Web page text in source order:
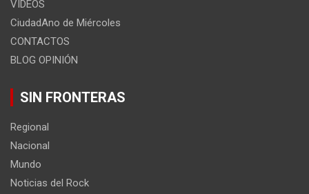
VIDEOS
CiudadAno de Miércoles
CONTACTOS
BLOG OPINIÓN
SIN FRONTERAS
Regional
Nacional
Mundo
Noticias del Rock